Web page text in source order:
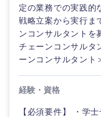
定の業務での実践的
戦略立案から実行ま
ンコンサルタントを
チェーンコンサルタ
ーンコンサルタント
経験・資格
【必須要件】 ・学